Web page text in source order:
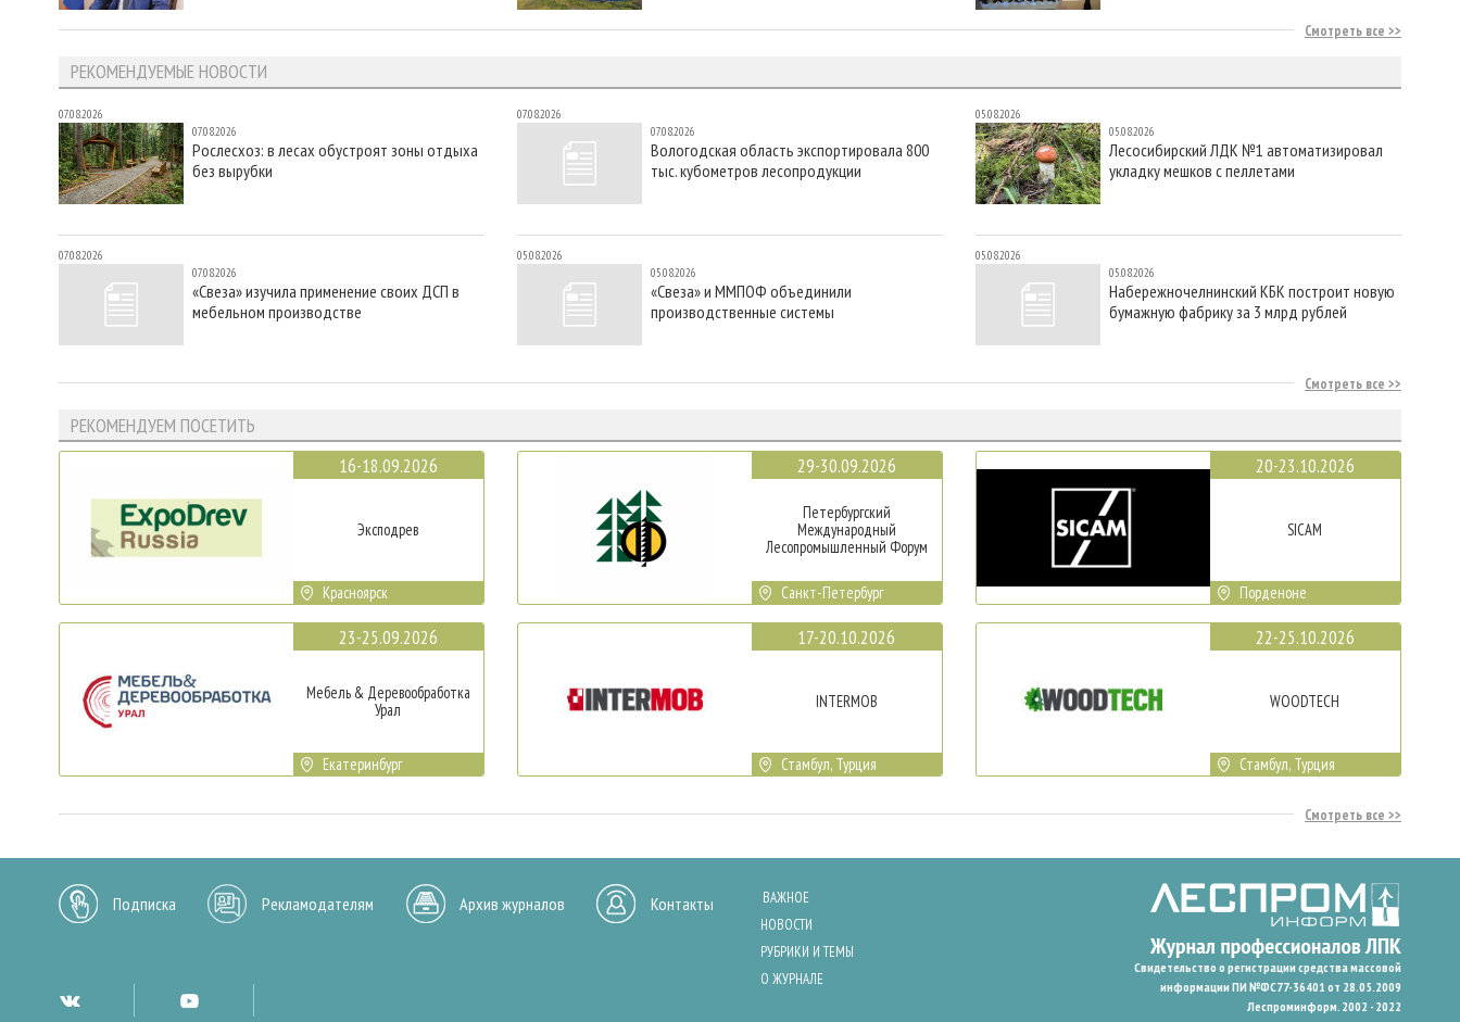
Смотреть все
РЕКОМЕНДУЕМЫЕ НОВОСТИ
07.08.2026
07.08.2026
Рослесхоз: в лесах обустроят зоны отдыха
без вырубки
07.08.2026
07.08.2026
«Свеза» изучила применение своих ДСП в
мебельном производстве
07.08.2026
07.08.2026
Вологодская область экспортировала 800
тыс. кубометров лесопродукции
05.08.2026
05.08.2026
«Свеза» и ММПОФ объединили
производственные системы
05.08.2026
05.08.2026
Лесосибирский ЛДК №1 автоматизировал
укладку мешков с пеллетами
05.08.2026
05.08.2026
Набережночелнинский КБК построит новую
бумажную фабрику за 3 млрд рублей
Смотреть все
РЕКОМЕНДУЕМ ПОСЕТИТЬ
16-18.09.2026
Эксподрев
Красноярск
23-25.09.2026
Мебель & Деревообработка
Урал
Екатеринбург
29-30.09.2026
Петербургский
Международный
Лесопромышленный Форум
Санкт-Петербург
17-20.10.2026
INTERMOB
Стамбул, Турция
20-23.10.2026
SICAM
Порденоне
22-25.10.2026
WOODTECH
Стамбул, Турция
Смотреть все
Подписка Рекламодателям Архив журналов Контакты
ВАЖНОЕ
НОВОСТИ
РУБРИКИ И ТЕМЫ
О ЖУРНАЛЕ
Свидетельство о регистрации средства массовой
информации ПИ №ФС77-36401 от 28.05.2009
Леспроминформ. 2002 - 2022